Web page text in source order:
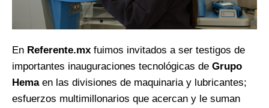
En Referente.mx fuimos invitados a ser testigos de
importantes inauguraciones tecnológicas de Grupo
Hemaen las divisiones de maquinaria y lubricantes;
esfuerzos multimillonarios que acercan y le suman